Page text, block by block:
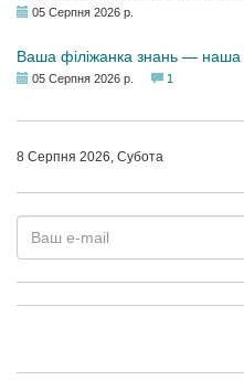
05 Серпня 2026 р.
Ваша філіжанка знань — наша
05 Серпня 2026 р. 1
8 Серпня 2026, Субота